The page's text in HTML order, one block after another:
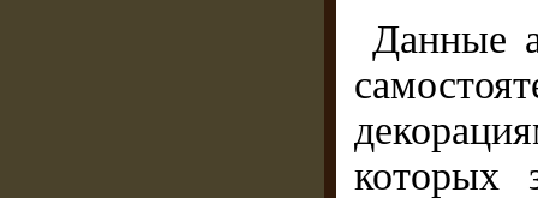
Данные
которых